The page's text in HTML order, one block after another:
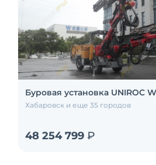
Буровая установка UNIROC
Хабаровск и еще 35 городов
48 254 799 ₽